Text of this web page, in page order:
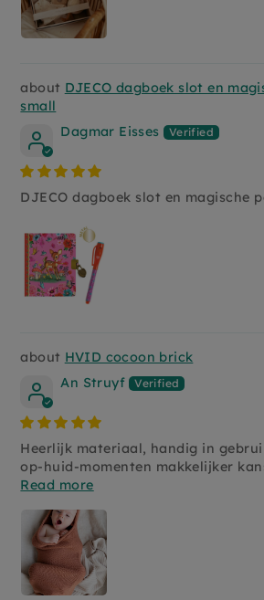
DJECO dagboek slot en
small
Dagmar Eisses
DJECO dagboek slot en magische
HVID cocoon brick
An Struyf
Heerlijk materiaal, handig in
op-huid-momenten makkelijker
Read more